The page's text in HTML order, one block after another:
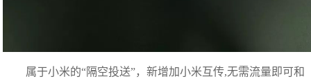
属于小米的“隔空投送”，新增加小米互传,无需流量即可和